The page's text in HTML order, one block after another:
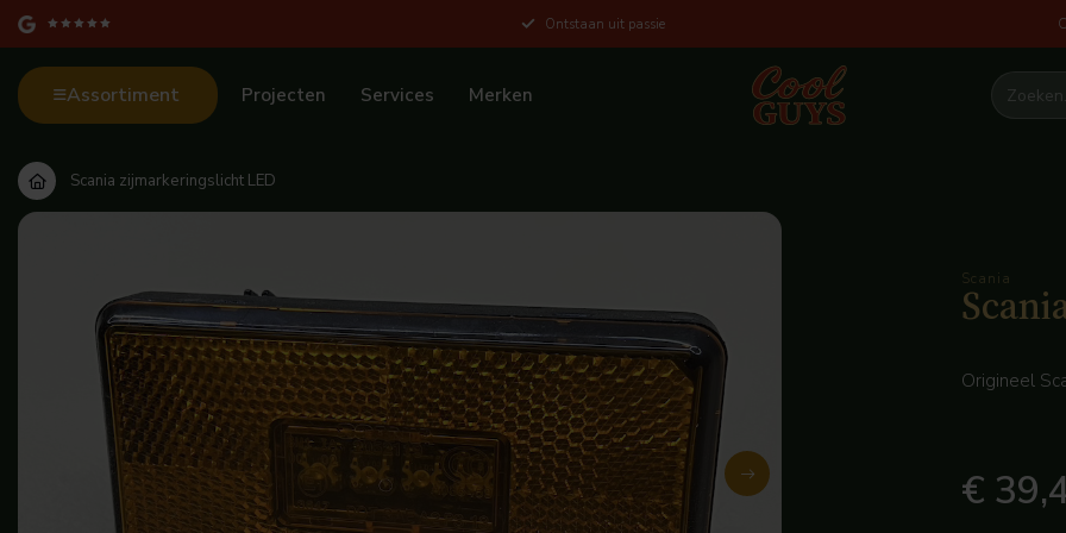
Ontstaan uit passie
Assortiment Projecten Services Merken
Scania zijmarkeringslicht LED
Scania
Origineel
€